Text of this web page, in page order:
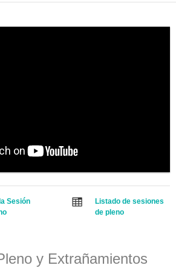
Sesión
Listado de sesiones
de pleno
y Extrañamientos